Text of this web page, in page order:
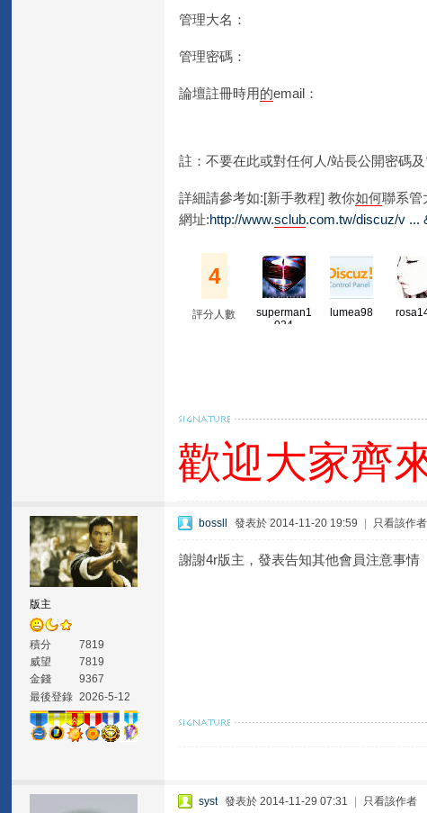
管理大名：
管理密碼：
論壇註冊時用的email：
註：不要在此或對任何人/站長公開密碼
詳細請參考如:[新手教程] 教你如何聯系管
網址:http://www.sclub.com.tw/discuz/v ...
4
評分人數
superman1
024
lumea98
歡迎大家齊
版主
積分
7819
威望
7819
金錢
9367
最後登錄 2026-5-12
bossll 發表於 2014-11-20 19:59 只看該作者
謝謝4r版主，發表告知其他會員注意事情
syst 發表於 2014-11-29 07:31 只看該作者